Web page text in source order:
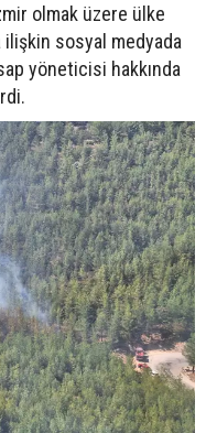
olmak üzere ülke
ilişkin sosyal medyada
yöneticisi hakkında